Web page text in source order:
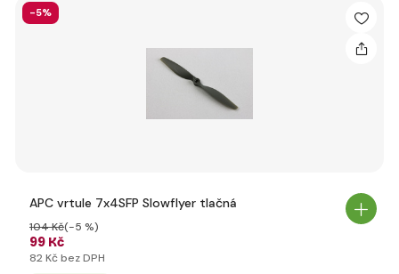
-5%
APC vrtule 7x4SFP Slowflyer tlačná
99 Kč
104 Kč(-5 %)
82 Kč bez DPH